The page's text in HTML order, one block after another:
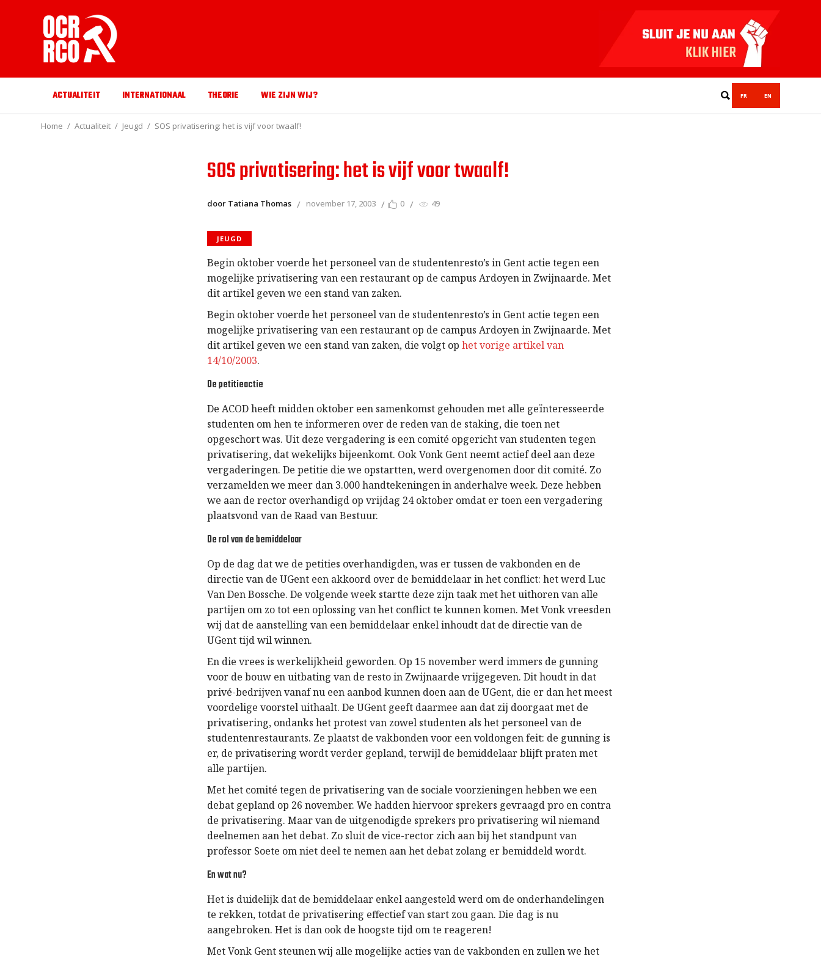
ACTUALITEIT INTERNATIONAAL THEORIE WIE ZIJN WIJ? FR EN
Home Actualiteit Jeugd SOS privatisering: het is vijf voor twaalf!
SOS privatisering: het is vijf voor twaalf!
door Tatiana Thomas november 17, 2003 0 49
JEUGD
Begin oktober voerde het personeel van de studentenresto’s in Gent actie tegen een
mogelijke privatisering van een restaurant op de campus Ardoyen in Zwijnaarde. Met
dit artikel geven we een stand van zaken.
Begin oktober voerde het personeel van de studentenresto’s in Gent actie tegen een
mogelijke privatisering van een restaurant op de campus Ardoyen in Zwijnaarde. Met
dit artikel geven we een stand van zaken, die volgt ophet vorige artikel van
14/10/2003.
De petitieactie
De ACOD heeft midden oktober een samenkomst gehouden met alle geïnteresseerde
studenten om hen te informeren over de reden van de staking, die toen net
opgeschort was. Uit deze vergadering is een comité opgericht van studenten tegen
privatisering, dat wekelijks bijeenkomt. Ook Vonk Gent neemt actief deel aan deze
vergaderingen. De petitie die we opstartten, werd overgenomen door dit comité. Zo
verzamelden we meer dan 3.000 handtekeningen in anderhalve week. Deze hebben
we aan de rector overhandigd op vrijdag 24 oktober omdat er toen een vergadering
plaatsvond van de Raad van Bestuur.
De rol van de bemiddelaar
Op de dag dat we de petities overhandigden, was er tussen de vakbonden en de
directie van de UGent een akkoord over de bemiddelaar in het conflict: het werd Luc
Van Den Bossche. De volgende week startte deze zijn taak met het uithoren van alle
partijen om zo tot een oplossing van het conflict te kunnen komen. Met Vonk vreesden
wij dat de aanstelling van een bemiddelaar enkel inhoudt dat de directie van de
UGent tijd wil winnen.
En die vrees is werkelijkheid geworden. Op 15 november werd immers de gunning
voor de bouw en uitbating van de resto in Zwijnaarde vrijgegeven. Dit houdt in dat
privé-bedrijven vanaf nu een aanbod kunnen doen aan de UGent, die er dan het meest
voordelige voorstel uithaalt. De UGent geeft daarmee aan dat zij doorgaat met de
privatisering, ondanks het protest van zowel studenten als het personeel van de
studentenrestaurants. Ze plaatst de vakbonden voor een voldongen feit: de gunning is
er, de privatisering wordt verder gepland, terwijl de bemiddelaar blijft praten met
alle partijen.
Met het comité tegen de privatisering van de sociale voorzieningen hebben we een
debat gepland op 26 november. We hadden hiervoor sprekers gevraagd pro en contra
de privatisering. Maar van de uitgenodigde sprekers pro privatisering wil niemand
deelnemen aan het debat. Zo sluit de vice-rector zich aan bij het standpunt van
professor Soete om niet deel te nemen aan het debat zolang er bemiddeld wordt.
En wat nu?
Het is duidelijk dat de bemiddelaar enkel aangesteld werd om de onderhandelingen
te rekken, totdat de privatisering effectief van start zou gaan. Die dag is nu
aangebroken. Het is dan ook de hoogste tijd om te reageren!
Met Vonk Gent steunen wij alle mogelijke acties van de vakbonden en zullen we het